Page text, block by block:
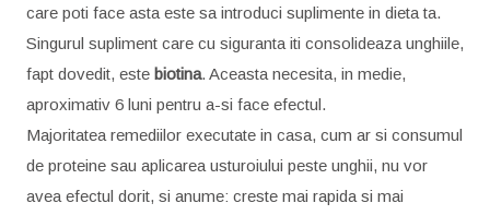
care poti face asta este sa introduci suplimente in dieta ta.
Singurul supliment care cu siguranta iti consolideaza unghiile,
fapt dovedit, este biotina. Aceasta necesita, in medie,
aproximativ 6 luni pentru a-si face efectul.
Majoritatea remediilor executate in casa, cum ar si consumul
de proteine sau aplicarea usturoiului peste unghii, nu vor
avea efectul dorit, si anume: creste mai rapida si mai